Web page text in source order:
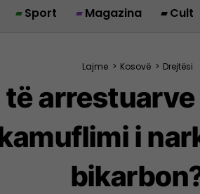
Sport Magazina Cult
Lajme > Kosovë > Drejtësi
të
i